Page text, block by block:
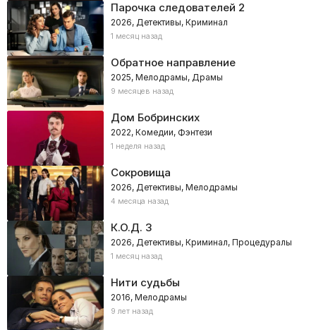
Парочка следователей 2
2026, Детективы, Криминал
1 месяц назад
Обратное направление
2025, Мелодрамы, Драмы
9 месяцев назад
Дом Бобринских
2022, Комедии, Фэнтези
1 неделя назад
Сокровища
2026, Детективы, Мелодрамы
4 месяца назад
К.О.Д. 3
2026, Детективы, Криминал, Процедуралы
1 месяц назад
Нити судьбы
2016, Мелодрамы
9 лет назад